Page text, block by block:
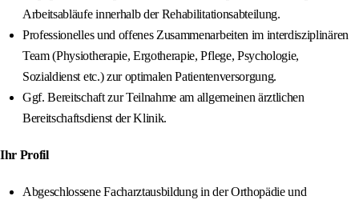
Arbeitsabläufe innerhalb der Rehabilitationsabteilung.
Professionelles und offenes Zusammenarbeiten im interdisziplinären
Team (Physiotherapie, Ergotherapie, Pflege, Psychologie,
Sozialdienst etc.) zur optimalen Patientenversorgung.
Ggf. Bereitschaft zur Teilnahme am allgemeinen ärztlichen
Bereitschaftsdienst der Klinik.
Ihr Profil
Abgeschlossene Facharztausbildung in der Orthopädie und